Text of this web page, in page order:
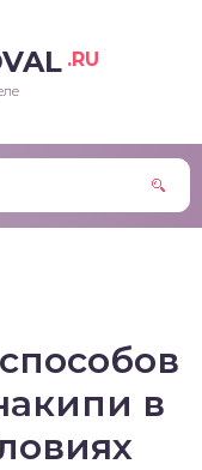
.RU
в